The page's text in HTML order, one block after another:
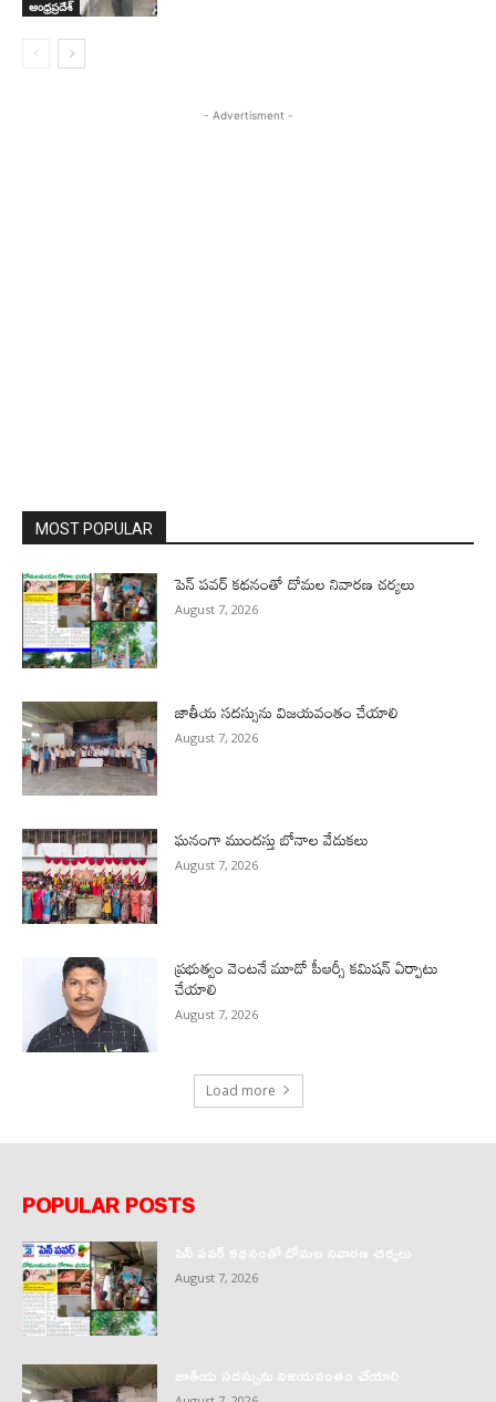
ఆంధ్రప్రదేశ్
- Advertisment -
MOST POPULAR
పెన్ పవర్ కథనంతో దోమల నివారణ చర్యలు
August 7, 2026
జాతీయ సదస్సును విజయవంతం చేయాలి
August 7, 2026
ఘనంగా ముందస్తు బోనాల వేడుకలు
August 7, 2026
ప్రభుత్వం వెంటనే మూడో పీఆర్సీ కమిషన్ ఏర్పాటు
చేయాలి
August 7, 2026
Load more
POPULAR POSTS
పెన్ పవర్ కథనంతో దోమల నివారణ చర్యలు
August 7, 2026
జాతీయ సదస్సును విజయవంతం చేయాలి